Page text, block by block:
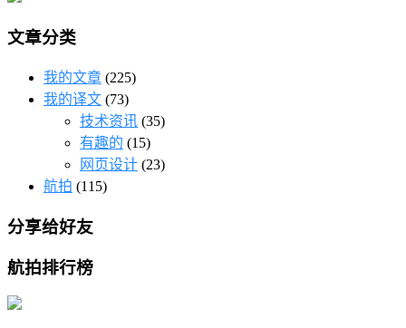
文章分类
我的文章 (225)
我的译文 (73)
技术资讯 (35)
有趣的 (15)
网页设计 (23)
航拍 (115)
分享给好友
航拍排行榜